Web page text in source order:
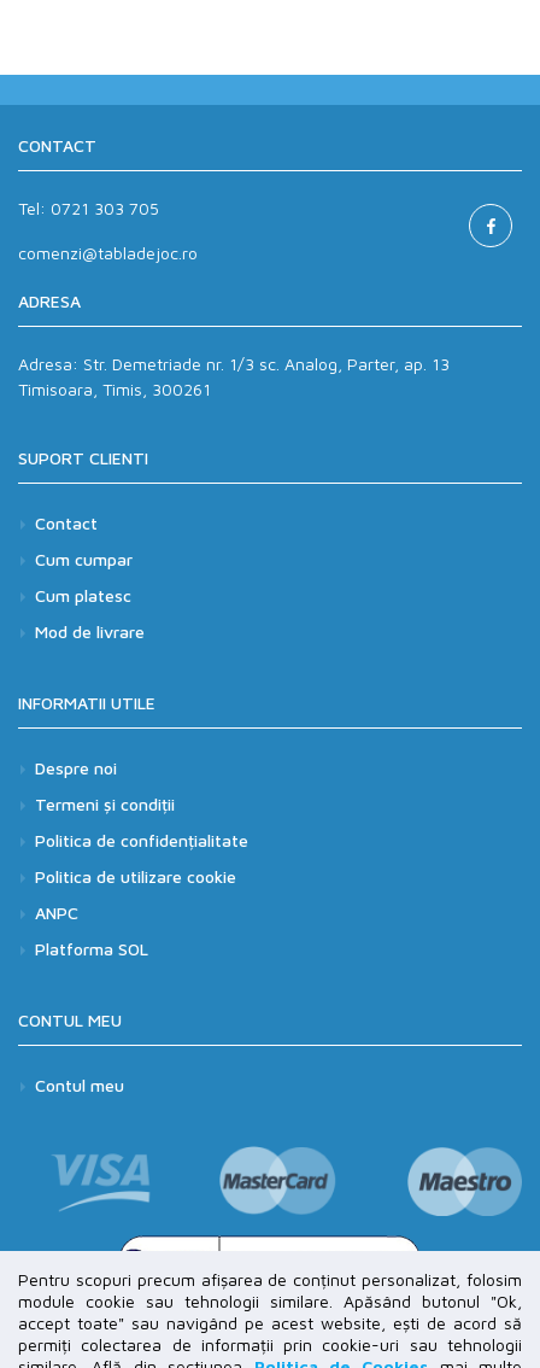
CONTACT
Tel: 0721 303 705
comenzi@tabladejoc.ro
ADRESA
Adresa: Str. Demetriade nr. 1/3 sc. Analog, Parter, ap. 13
Timisoara, Timis, 300261
SUPORT CLIENTI
Contact
Cum cumpar
Cum platesc
Mod de livrare
INFORMATII UTILE
Despre noi
Termeni și condiții
Politica de confidențialitate
Politica de utilizare cookie
ANPC
Platforma SOL
CONTUL MEU
Contul meu
Pentru scopuri precum afișarea de conținut personalizat, folosim
module cookie sau tehnologii similare. Apăsând butonul "Ok,
accept toate" sau navigând pe acest website, ești de acord să
permiți colectarea de informații prin cookie-uri sau tehnologii